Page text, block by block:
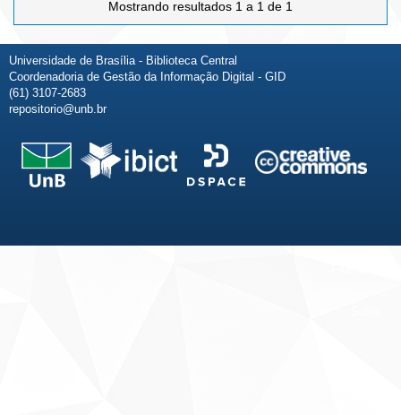
Mostrando resultados 1 a 1 de 1
Universidade de Brasília - Biblioteca Central
Coordenadoria de Gestão da Informação Digital - GID
(61) 3107-2683
repositorio@unb.br